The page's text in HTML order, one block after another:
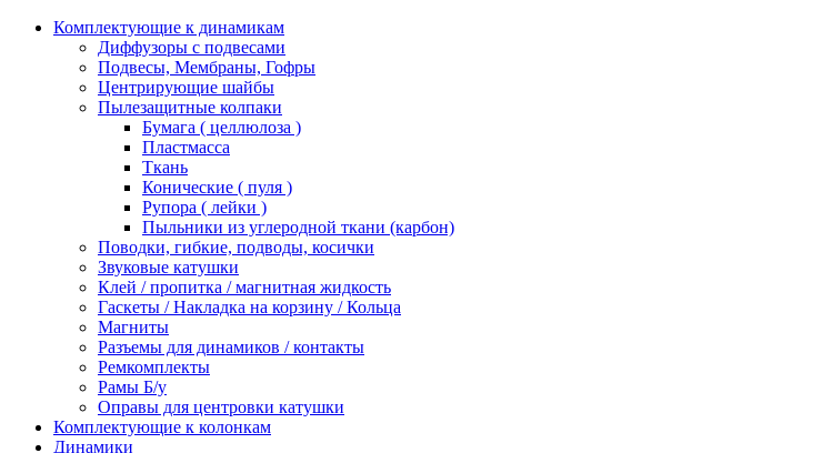
Комплектующие к динамикам
Диффузоры с подвесами
Подвесы, Мембраны, Гофры
Центрирующие шайбы
Пылезащитные колпаки
Бумага ( целлюлоза )
Пластмасса
Ткань
Конические ( пуля )
Рупора ( лейки )
Пыльники из углеродной ткани (карбон)
Поводки, гибкие, подводы, косички
Звуковые катушки
Клей / пропитка / магнитная жидкость
Гаскеты / Накладка на корзину / Кольца
Магниты
Разъемы для динамиков / контакты
Ремкомплекты
Рамы Б/у
Оправы для центровки катушки
Комплектующие к колонкам
Динамики